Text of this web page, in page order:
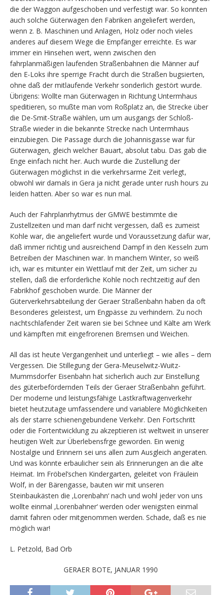
die der Waggon aufgeschoben und verfestigt war. So konnten
auch solche Güterwagen den Fabriken angeliefert werden,
wenn z. B. Maschinen und Anlagen, Holz oder noch vieles
anderes auf diesem Wege die Empfänger erreichte. Es war
immer ein Hinsehen wert, wenn zwischen den
fahrplanmäßigen laufenden Straßenbahnen die Männer auf
den E-Loks ihre sperrige Fracht durch die Straßen bugsierten,
ohne daß der mitlaufende Verkehr sonderlich gestört wurde.
Übrigens: Wollte man Güterwagen in Richtung Untermhaus
speditieren, so mußte man vom Roßplatz an, die Strecke über
die De-Smit-Straße wählen, um um ausgangs der Schloß-
Straße wieder in die bekannte Strecke nach Untermhaus
einzubiegen. Die Passage durch die Johannisgasse war für
Güterwagen, gleich welcher Bauart, absolut tabu. Das gab die
Enge einfach nicht her. Auch wurde die Zustellung der
Güterwagen möglichst in die verkehrsarme Zeit verlegt,
obwohl wir damals in Gera ja nicht gerade unter rush hours zu
leiden hatten. Aber so war es nun mal.
Auch der Fahrplanrhytmus der GMWE bestimmte die
Zustellzeiten und man darf nicht vergessen, daß es zumeist
Kohle war, die angeliefert wurde und Voraussetzung dafür war,
daß immer richtig und ausreichend Dampf in den Kesseln zum
Betreiben der Maschinen war. In manchem Winter, so weiß
ich, war es mitunter ein Wettlauf mit der Zeit, um sicher zu
stellen, daß die erforderliche Kohle noch rechtzeitig auf den
Fabrikhof geschoben wurde. Die Männer der
Güterverkehrsabteilung der Geraer Straßenbahn haben da oft
Besonderes geleistest, um Engpässe zu verhindern. Zu noch
nachtschlafender Zeit waren sie bei Schnee und Kälte am Werk
und kämpften mit eingefrorenen Bremsen und Weichen.
All das ist heute Vergangenheit und unterliegt – wie alles – dem
Vergessen. Die Stillegung der Gera-Meuselwitz-Wuitz-
Mummsdorfer Eisenbahn hat sicherlich auch zur Einstellung
des güterbefördernden Teils der Geraer Straßenbahn geführt.
Der moderne und leistungsfähige Lastkraftwagenverkehr
bietet heutzutage umfassendere und variablere Möglichkeiten
als der starre schienengebundene Verkehr. Den Fortschritt
oder die Fortentwicklung zu akzeptieren ist weltweit in unserer
heutigen Welt zur Überlebensfrge geworden. Ein wenig
Nostalgie und Erinnern sei uns allen zum Ausgleich angeraten.
Und was könnte erbaulicher sein als Erinnerungen an die alte
Heimat. Im Fröbel’schen Kindergarten, geleitet von Fräulein
Wolf, in der Bärengasse, bauten wir mit unseren
Steinbaukästen die ‚Lorenbahn‘ nach und wohl jeder von uns
wollte einmal ‚Lorenbahner‘ werden oder wenigsten einmal
damit fahren oder mitgenommen werden. Schade, daß es nie
möglich war!
L. Petzold, Bad Orb
GERAER BOTE, JANUAR 1990